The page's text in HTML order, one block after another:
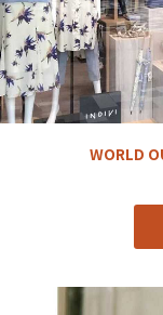
WORLD